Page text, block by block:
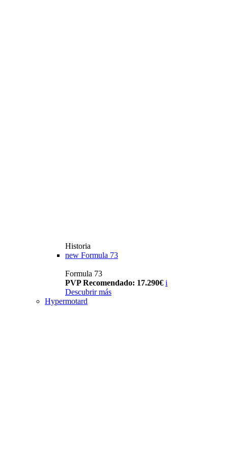
Historia
new Formula 73
Formula 73
PVP Recomendado: 17.290€ i
Descubrir más
Hypermotard